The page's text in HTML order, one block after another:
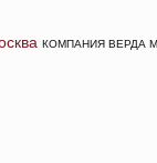
КОМПАНИЯ ВЕРДА